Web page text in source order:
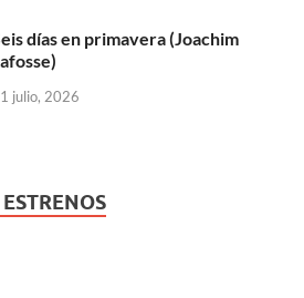
días en primavera (Joachim
julio, 2026